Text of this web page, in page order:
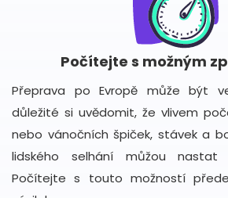
Počítejte s možným
Přeprava po Evropě může být
důležité si uvědomit, že vlivem
nebo vánočních špiček, stávek a
lidského selhání můžou nastat
Počítejte s touto možností